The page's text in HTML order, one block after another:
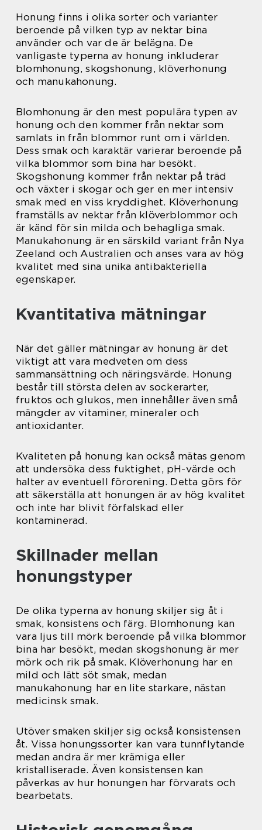
Honung finns i olika sorter och varianter
beroende på vilken typ av nektar bina
använder och var de är belägna. De
vanligaste typerna av honung inkluderar
blomhonung, skogshonung, klöverhonung
och manukahonung.
Blomhonung är den mest populära typen av
honung och den kommer från nektar som
samlats in från blommor runt om i världen.
Dess smak och karaktär varierar beroende på
vilka blommor som bina har besökt.
Skogshonung kommer från nektar på träd
och växter i skogar och ger en mer intensiv
smak med en viss kryddighet. Klöverhonung
framställs av nektar från klöverblommor och
är känd för sin milda och behagliga smak.
Manukahonung är en särskild variant från Nya
Zeeland och Australien och anses vara av hög
kvalitet med sina unika antibakteriella
egenskaper.
Kvantitativa mätningar
När det gäller mätningar av honung är det
viktigt att vara medveten om dess
sammansättning och näringsvärde. Honung
består till största delen av sockerarter,
fruktos och glukos, men innehåller även små
mängder av vitaminer, mineraler och
antioxidanter.
Kvaliteten på honung kan också mätas genom
att undersöka dess fuktighet, pH-värde och
halter av eventuell förorening. Detta görs för
att säkerställa att honungen är av hög kvalitet
och inte har blivit förfalskad eller
kontaminerad.
Skillnader mellan
honungstyper
De olika typerna av honung skiljer sig åt i
smak, konsistens och färg. Blomhonung kan
vara ljus till mörk beroende på vilka blommor
bina har besökt, medan skogshonung är mer
mörk och rik på smak. Klöverhonung har en
mild och lätt söt smak, medan
manukahonung har en lite starkare, nästan
medicinsk smak.
Utöver smaken skiljer sig också konsistensen
åt. Vissa honungssorter kan vara tunnflytande
medan andra är mer krämiga eller
kristalliserade. Även konsistensen kan
påverkas av hur honungen har förvarats och
bearbetats.